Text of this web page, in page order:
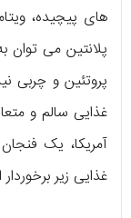
های پیچیده،
پلانتین می توان
پروتئین و چربی
غذایی سالم و
غذایی زیر